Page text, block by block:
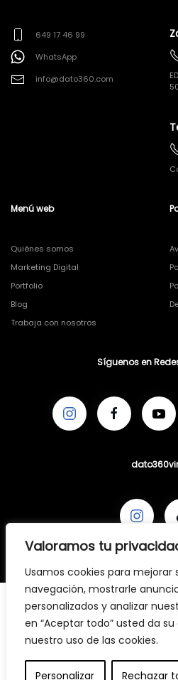
Valoramos tu
Usamos cookies para mejorar
navegación, mostrarle
personalizados y analizar
en “Aceptar todo” usted da
nuestro uso de las cookies.
Personalizar Rechazar
649 17 46 99
WhatsApp
info@dato360.com
Menú web
Quiénes somos
Marketing Digital
Portfolio
Blog
Trabaja con nosotros
Síguenos en